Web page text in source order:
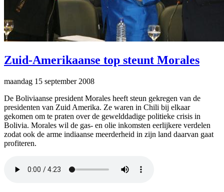
Zuid-Amerikaanse top steunt Morales
maandag 15 september 2008
De Boliviaanse president Morales heeft steun gekregen van de
presidenten van Zuid Amerika. Ze waren in Chili bij elkaar
gekomen om te praten over de gewelddadige politieke crisis in
Bolivia. Morales wil de gas- en olie inkomsten eerlijkere verdelen
zodat ook de arme indiaanse meerderheid in zijn land daarvan gaat
profiteren.